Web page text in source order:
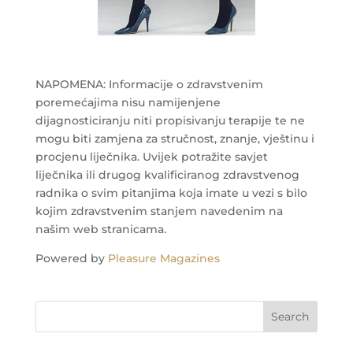
NAPOMENA: Informacije o zdravstvenim
poremećajima nisu namijenjene
dijagnosticiranju niti propisivanju terapije te ne
mogu biti zamjena za stručnost, znanje, vještinu i
procjenu liječnika. Uvijek potražite savjet
liječnika ili drugog kvalificiranog zdravstvenog
radnika o svim pitanjima koja imate u vezi s bilo
kojim zdravstvenim stanjem navedenim na
našim web stranicama.
Powered by Pleasure Magazines